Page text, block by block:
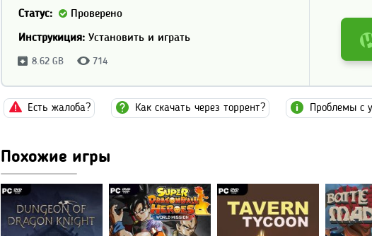
Статус: Проверено
Инструкиция: Установить и играть
8.62 GB 714
Есть жалоба? Как скачать через торрент? Проблемы с
Похожие игры